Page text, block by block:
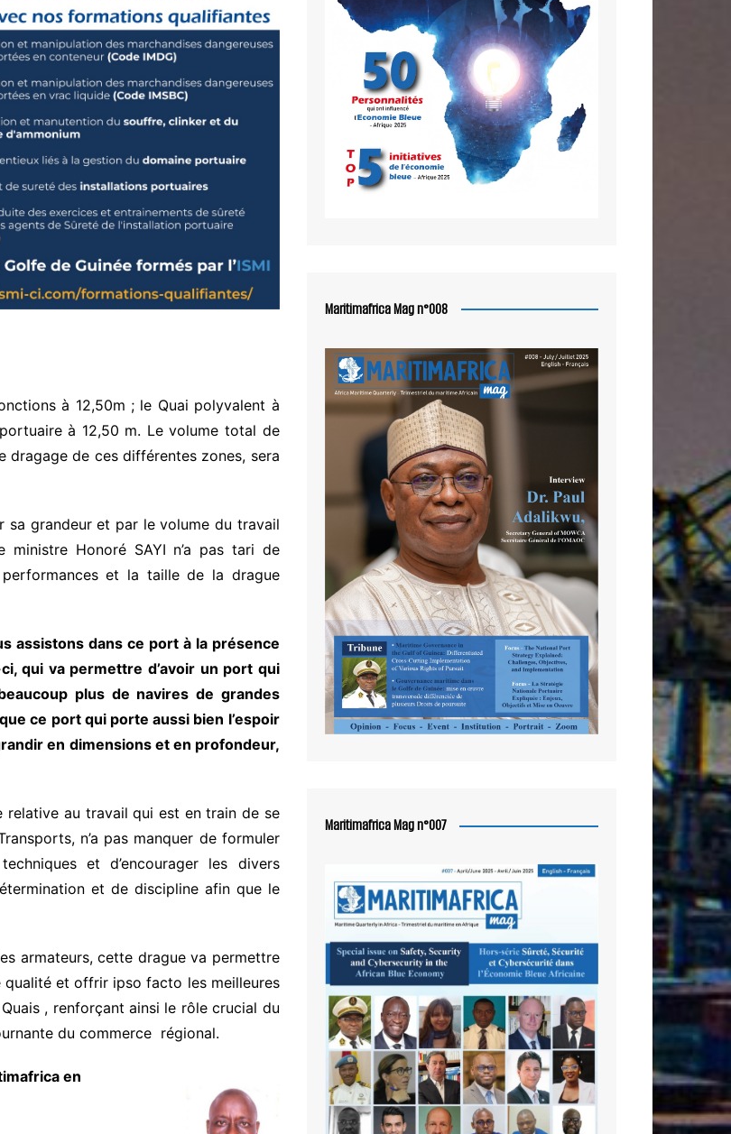
à 12,50m ; le Quai polyvalent à
à 12,50 m. Le volume total de
dragage de ces différentes zones, sera
sa grandeur et par le volume du travail
ministre Honoré SAYI n’a pas tari de
et la taille de la drague
assistons dans ce port à la présence
qui va permettre d’avoir un port qui
plus de navires de grandes
ce port qui porte aussi bien l’espoir
en dimensions et en profondeur,
relative au travail qui est en train de se
n’a pas manquer de formuler
et d’encourager les divers
et de discipline afin que le
armateurs, cette drague va permettre
qualité et offrir ipso facto les meilleures
, renforçant ainsi le rôle crucial du
du commerce régional.
en
Maritimafrica Mag n°008
Maritimafrica Mag n°007